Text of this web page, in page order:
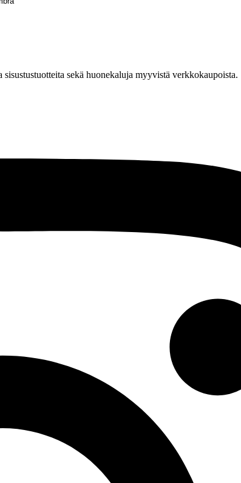
sekä huonekaluja myyvistä verkkokaupoista.